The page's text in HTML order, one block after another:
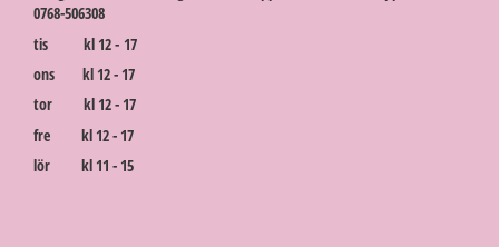
0768-506308
tis kl 12 - 17
ons kl 12 - 17
tor kl 12 - 17
fre kl 12 - 17
lör kl 11 - 15